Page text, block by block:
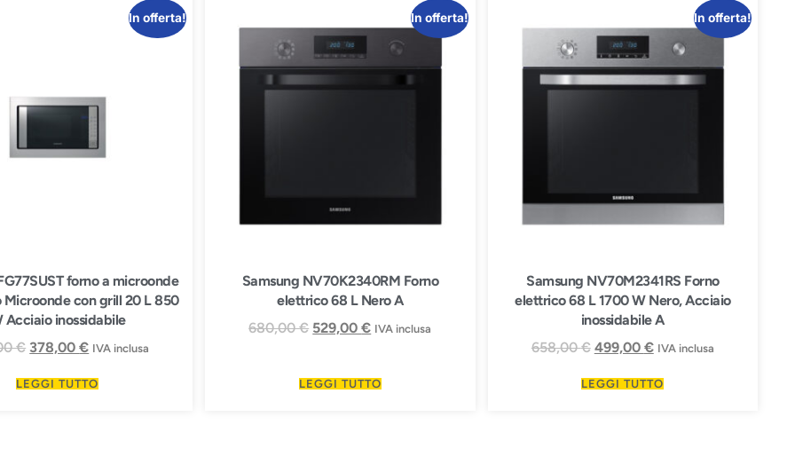
In offerta!
forno a microonde
Microonde con grill 20 L 850
Acciaio inossidabile
€ 378,00€ IVA inclusa
LEGGI TUTTO
In offerta!
Samsung NV70K2340RM Forno
elettrico 68 L Nero A
680,00€ 529,00€ IVA inclusa
LEGGI TUTTO
In offerta!
Samsung NV70M2341RS Forno
elettrico 68 L 1700 W Nero, Acciaio
inossidabile A
658,00€ 499,00 € IVA inclusa
LEGGI TUTTO